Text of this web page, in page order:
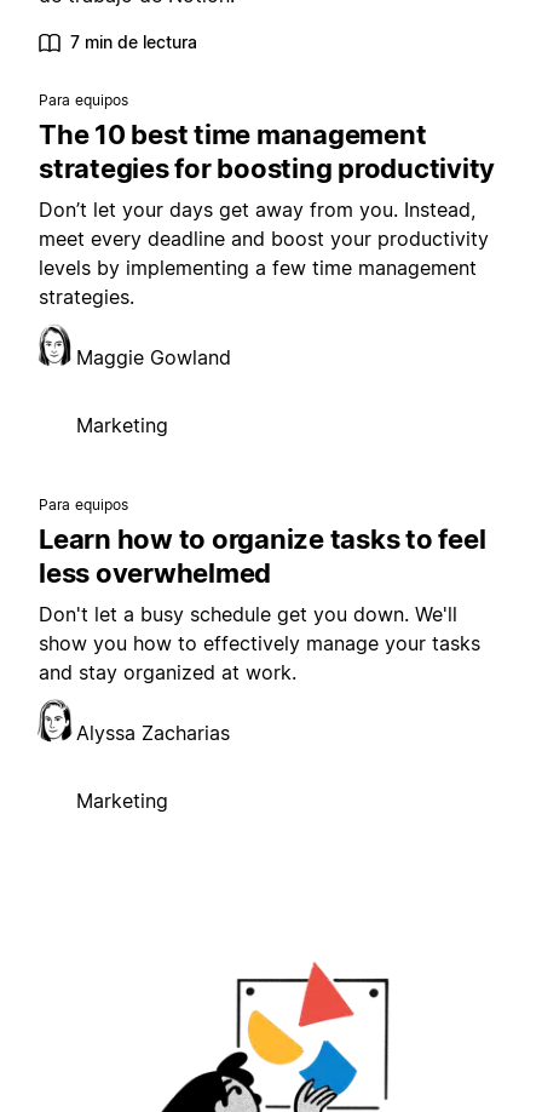
7 min de lectura
Para equipos
The 10 best time management
strategies for boosting productivity
Don’t let your days get away from you. Instead,
meet every deadline and boost your productivity
levels by implementing a few time management
strategies.
Maggie Gowland
Marketing
Para equipos
Learn how to organize tasks to feel
less overwhelmed
Don't let a busy schedule get you down. We'll
show you how to effectively manage your tasks
and stay organized at work.
Alyssa Zacharias
Marketing